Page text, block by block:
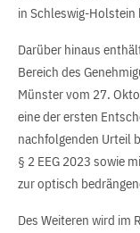
in Schleswig-Holstein
Darüber hinaus
Bereich des
Münster vom 27.
eine der ersten
nachfolgenden Urteil
§ 2 EEG 2023 sowie
zur optisch
Des Weiteren wird im